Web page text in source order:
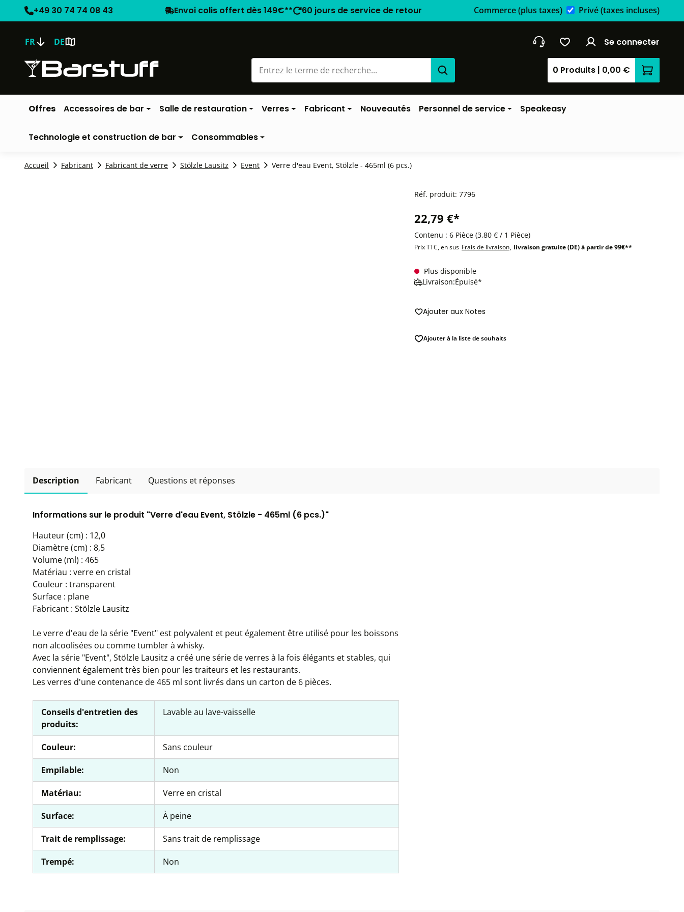
+49 30 74 74 08 43 Envoi colis offert dès 149€** 60 jours de service de retour Commerce(plus taxes) Privé(taxes incluses)
FR DE Se connecter
0 Produits | 0,00 € Le
Offres Accessoires de bar Salle de restauration Verres Fabricant Nouveautés Personnel de service Speakeasy
Technologie et construction de bar Consommables
Accueil Fabricant Fabricant de verre Stölzle Lausitz Event Verre d'eau Event, Stölzle - 465ml (6 pcs.)
Réf. produit: 7796
22,79 €*
Contenu : 6 Pièce (3,80 € / 1 Pièce)
Prix TTC, en sus Frais de livraison, livraison gratuite (DE) à partir de 99€**
Plus disponible
Livraison:Épuisé*
Ajouter aux Notes
Ajouter à la liste de souhaits
Description Fabricant Questions et réponses
Informations sur le produit "Verre d'eau Event, Stölzle - 465ml (6 pcs.)"
Hauteur (cm) : 12,0
Diamètre (cm) : 8,5
Volume (ml) : 465
Matériau : verre en cristal
Couleur : transparent
Surface : plane
Fabricant : Stölzle Lausitz
Le verre d'eau de la série "Event" est polyvalent et peut également être utilisé pour les boissons
non alcoolisées ou comme tumbler à whisky.
Avec la série "Event", Stölzle Lausitz a créé une série de verres à la fois élégants et stables, qui
conviennent également très bien pour les traiteurs et les restaurants.
Les verres d'une contenance de 465 ml sont livrés dans un carton de 6 pièces.
Conseils d'entretien des
produits:
Lavable au lave-vaisselle
Couleur: Sans couleur
Empilable: Non
Matériau: Verre en cristal
Surface: À peine
Trait de remplissage: Sans trait de remplissage
Trempé: Non